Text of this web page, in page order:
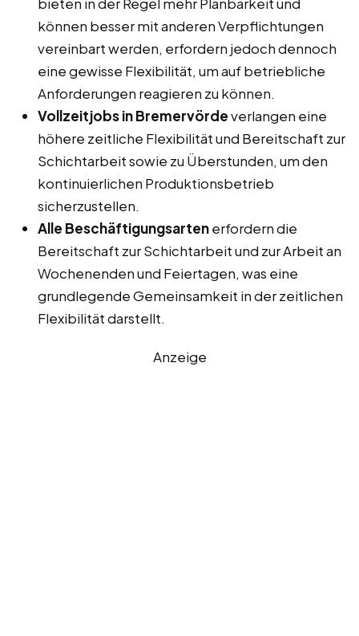
können besser mit anderen Verpflichtungen
vereinbart werden, erfordern jedoch dennoch
eine gewisse Flexibilität, um auf betriebliche
Anforderungen reagieren zu können.
Vollzeitjobs in Bremervördeverlangen eine
höhere zeitliche Flexibilität und Bereitschaft zur
Schichtarbeit sowie zu Überstunden, um den
kontinuierlichen Produktionsbetrieb
sicherzustellen.
Alle Beschäftigungsartenerfordern die
Bereitschaft zur Schichtarbeit und zur Arbeit an
Wochenenden und Feiertagen, was eine
grundlegende Gemeinsamkeit in der zeitlichen
Flexibilität darstellt.
Anzeige